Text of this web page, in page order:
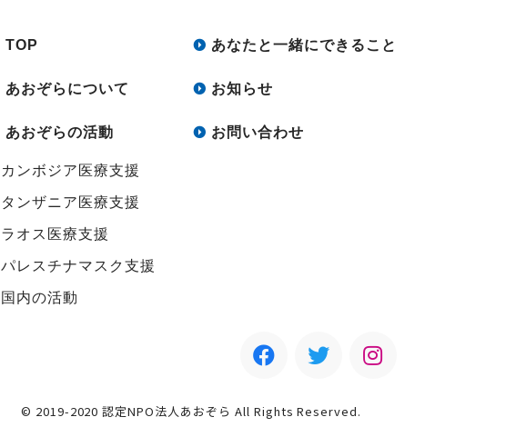
TOP
あおぞらについて
あおぞらの活動
カンボジア医療支援
タンザニア医療支援
ラオス医療支援
パレスチナマスク支援
国内の活動
あなたと一緒にできること
お知らせ
お問い合わせ
© 2019-2020 認定NPO法人あおぞら All Rights Reserved.